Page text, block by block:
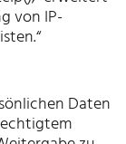
von IP-
Daten